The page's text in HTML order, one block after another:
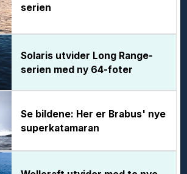
serien
Solaris utvider Long Range-
serien med ny 64-foter
Se bildene: Her er Brabus' nye
superkatamaran